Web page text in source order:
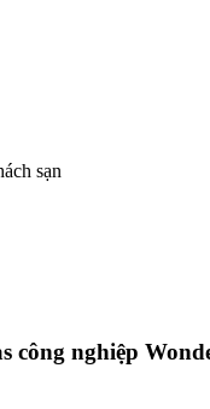
sạn
công nghiệp